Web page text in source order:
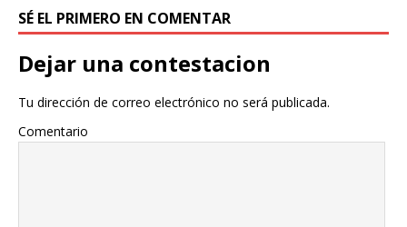
SÉ EL PRIMERO EN COMENTAR
Dejar una contestacion
Tu dirección de correo electrónico no será publicada.
Comentario